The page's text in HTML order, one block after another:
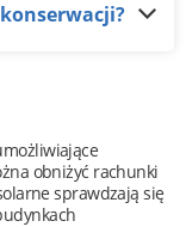
konserwacji?
obniżyć rachunki
sprawdzają się